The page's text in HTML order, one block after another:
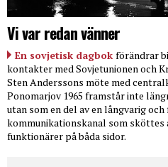
Vi var redan vänner
En sovjetisk dagbok förändrar
kontakter med Sovjetunionen och
Sten Anderssons möte med
Ponomarjov 1965 framstår inte
utan som en del av en långvarig
kommunikationskanal som sköttes
funktionärer på båda sidor.